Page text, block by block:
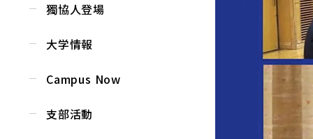
獨協人登場
大学情報
Campus Now
支部活動